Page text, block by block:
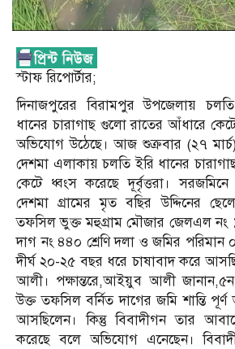
স্টাফ রি‌পোর্টার;
দিনাজপুরের বিরামপুর উপজেলায়
ধানের চারাগাছ গুলো রাতের আঁধারে কেটে
অভিযোগ উঠেছে। আজ শুক্রবার (২৭
দেশমা এলাকায় চলতি ইরি ধানের
কেটে ধ্বংস করেছে দূর্বৃত্তরা।
দেশমা গ্রামের মৃত বছির উদ্দিনের
তফসিল ভুক্ত মহুগ্রাম মৌজার জেলএল নং
দাগ নং ৪৪০ শ্রেণি দলা ও জমির
দীর্ঘ ২০-২৫ বছর ধরে চাষাবাদ করে
আলী। পক্ষান্তরে,আইয়ুব আলী
উক্ত তফসিল বর্নিত দাগের জমি শান্তি
আসছিলেন। কিন্তু বিবাদীগন তার
করেছে বলে অভিযোগ এনেছেন।